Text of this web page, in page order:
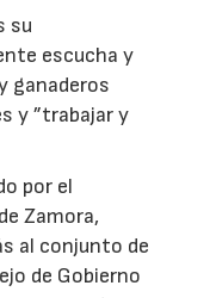
su
escucha y
ganaderos
y ”trabajar y
por el
Zamora,
al conjunto de
de Gobierno